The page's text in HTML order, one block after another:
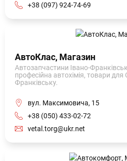
+38 (097) 924-74-69
АвтоКлас, Магазин
Автозапчастини Івано-
професійна автохімія, товари для
Франківську.
вул. Максимовича, 15
+38 (050) 433-02-72
vetal.torg@ukr.net